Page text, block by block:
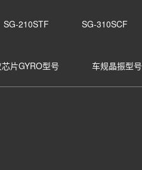
SG-210STF SG-310SCF
片GYRO型号 车规晶振型号